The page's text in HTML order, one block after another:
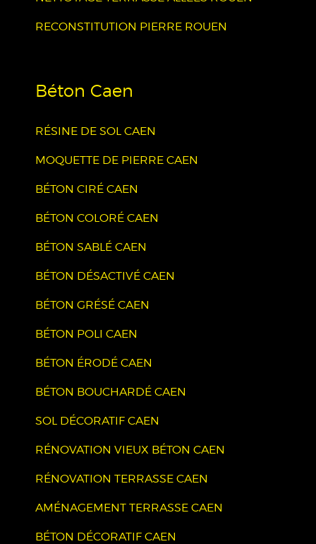
RECONSTITUTION PIERRE ROUEN
Béton Caen
RÉSINE DE SOL CAEN
MOQUETTE DE PIERRE CAEN
BÉTON CIRÉ CAEN
BÉTON COLORÉ CAEN
BÉTON SABLÉ CAEN
BÉTON DÉSACTIVÉ CAEN
BÉTON GRÉSÉ CAEN
BÉTON POLI CAEN
BÉTON ÉRODÉ CAEN
BÉTON BOUCHARDÉ CAEN
SOL DÉCORATIF CAEN
RÉNOVATION VIEUX BÉTON CAEN
RÉNOVATION TERRASSE CAEN
AMÉNAGEMENT TERRASSE CAEN
BÉTON DÉCORATIF CAEN